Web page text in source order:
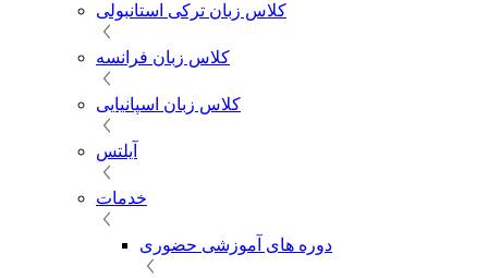
کلاس زبان ترکی استانبولی
کلاس زبان فرانسه
کلاس زبان اسپانیایی
آیلتس
خدمات
دوره های آموزشی حضوری